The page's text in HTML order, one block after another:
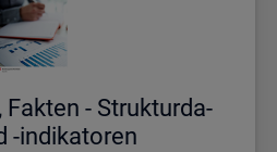
Fak­ten - Struk­tur­da­
-in­di­ka­to­ren